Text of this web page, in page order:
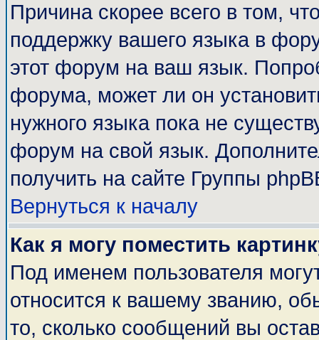
Причина скорее всего в том,
поддержку вашего языка в
этот форум на ваш язык.
форума, может ли он
нужного языка пока не
форум на свой язык.
получить на сайте Группы
Вернуться к началу
Как я могу поместить
Под именем пользователя
относится к вашему званию,
то, сколько сообщений вы